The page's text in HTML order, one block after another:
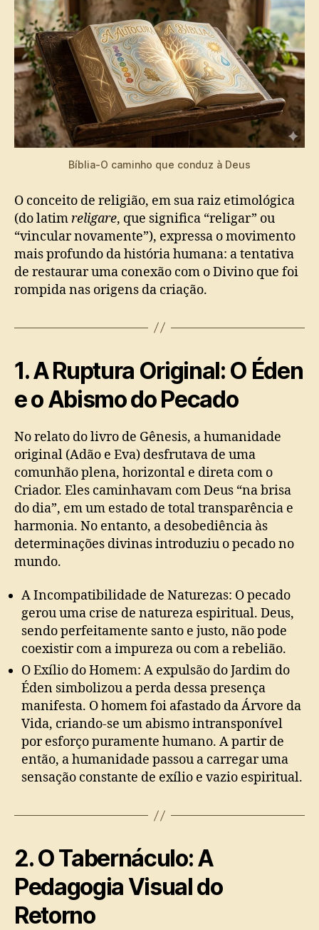
Bíblia-O caminho que conduz à Deus
O conceito de religião, em sua raiz etimológica
(do latimreligare, que significa “religar” ou
“vincular novamente”), expressa o movimento
mais profundo da história humana: a tentativa
de restaurar uma conexão com o Divino que foi
rompida nas origens da criação.
1. A Ruptura Original: O Éden
e o Abismo do Pecado
No relato do livro de Gênesis, a humanidade
original (Adão e Eva) desfrutava de uma
comunhão plena, horizontal e direta com o
Criador. Eles caminhavam com Deus “na brisa
do dia”, em um estado de total transparência e
harmonia. No entanto, a desobediência às
determinações divinas introduziu o pecado no
mundo.
A Incompatibilidade de Naturezas: O pecado
gerou uma crise de natureza espiritual. Deus,
sendo perfeitamente santo e justo, não pode
coexistir com a impureza ou com a rebelião.
O Exílio do Homem: A expulsão do Jardim do
Éden simbolizou a perda dessa presença
manifesta. O homem foi afastado da Árvore da
Vida, criando-se um abismo intransponível
por esforço puramente humano. A partir de
então, a humanidade passou a carregar uma
sensação constante de exílio e vazio espiritual.
2. O Tabernáculo: A
Pedagogia Visual do
Retorno